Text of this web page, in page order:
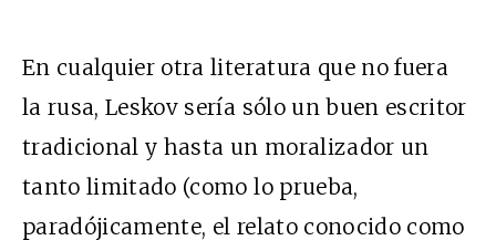
En cualquier otra literatura que no fuera
la rusa, Leskov sería sólo un buen escritor
tradicional y hasta un moralizador un
tanto limitado (como lo prueba,
paradójicamente, el relato conocido como